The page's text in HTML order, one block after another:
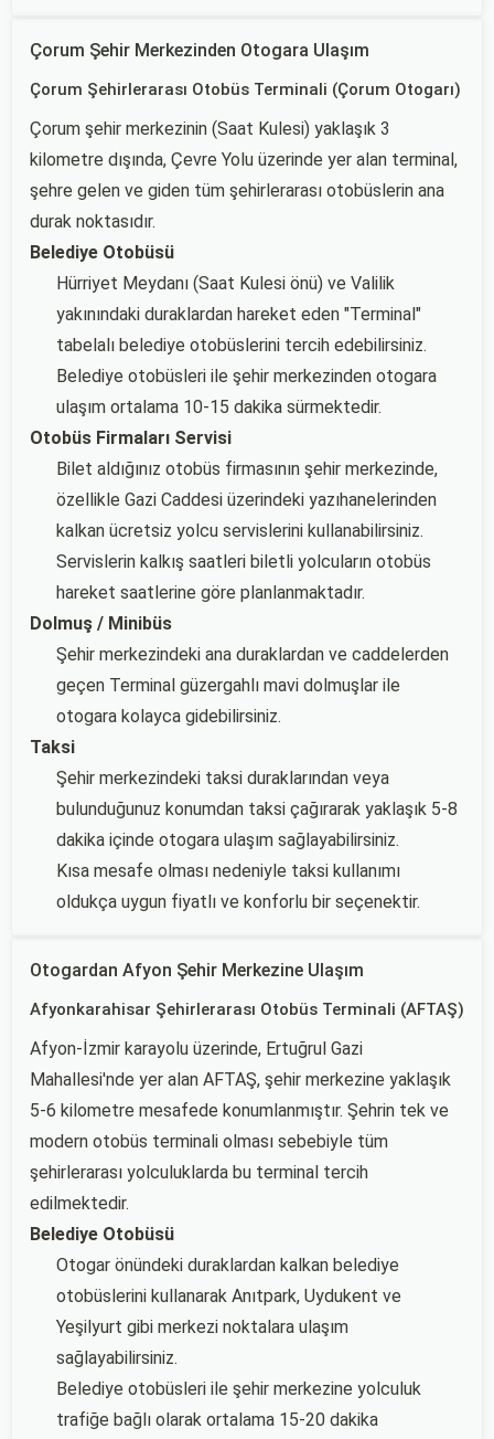
Çorum Şehir Merkezinden Otogara Ulaşım
Çorum Şehirlerarası Otobüs Terminali (Çorum Otogarı)
Çorum şehir merkezinin (Saat Kulesi) yaklaşık 3
kilometre dışında, Çevre Yolu üzerinde yer alan terminal,
şehre gelen ve giden tüm şehirlerarası otobüslerin ana
durak noktasıdır.
Belediye Otobüsü
Hürriyet Meydanı (Saat Kulesi önü) ve Valilik
yakınındaki duraklardan hareket eden "Terminal"
tabelalı belediye otobüslerini tercih edebilirsiniz.
Belediye otobüsleri ile şehir merkezinden otogara
ulaşım ortalama 10-15 dakika sürmektedir.
Otobüs Firmaları Servisi
Bilet aldığınız otobüs firmasının şehir merkezinde,
özellikle Gazi Caddesi üzerindeki yazıhanelerinden
kalkan ücretsiz yolcu servislerini kullanabilirsiniz.
Servislerin kalkış saatleri biletli yolcuların otobüs
hareket saatlerine göre planlanmaktadır.
Dolmuş / Minibüs
Şehir merkezindeki ana duraklardan ve caddelerden
geçen Terminal güzergahlı mavi dolmuşlar ile
otogara kolayca gidebilirsiniz.
Taksi
Şehir merkezindeki taksi duraklarından veya
bulunduğunuz konumdan taksi çağırarak yaklaşık 5-8
dakika içinde otogara ulaşım sağlayabilirsiniz.
Kısa mesafe olması nedeniyle taksi kullanımı
oldukça uygun fiyatlı ve konforlu bir seçenektir.
Otogardan Afyon Şehir Merkezine Ulaşım
Afyonkarahisar Şehirlerarası Otobüs Terminali (AFTAŞ)
Afyon-İzmir karayolu üzerinde, Ertuğrul Gazi
Mahallesi'nde yer alan AFTAŞ, şehir merkezine yaklaşık
5-6 kilometre mesafede konumlanmıştır. Şehrin tek ve
modern otobüs terminali olması sebebiyle tüm
şehirlerarası yolculuklarda bu terminal tercih
edilmektedir.
Belediye Otobüsü
Otogar önündeki duraklardan kalkan belediye
otobüslerini kullanarak Anıtpark, Uydukent ve
Yeşilyurt gibi merkezi noktalara ulaşım
sağlayabilirsiniz.
Belediye otobüsleri ile şehir merkezine yolculuk
trafiğe bağlı olarak ortalama 15-20 dakika